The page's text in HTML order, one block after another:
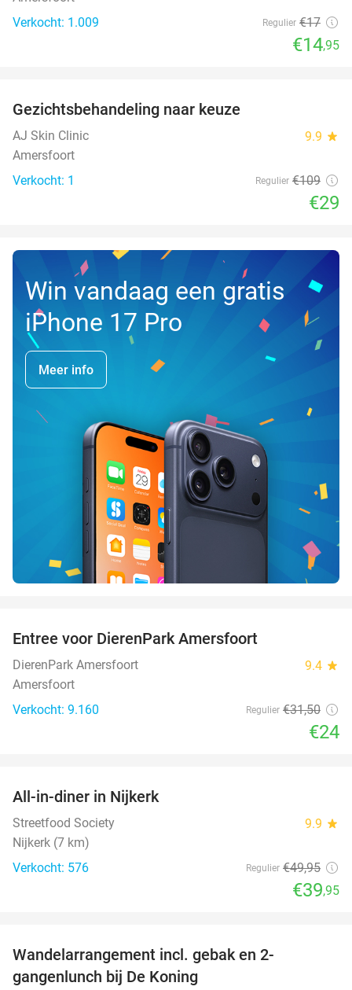
Verkocht: 1.009
Regulier €17
€14,95
TODAY
Gezichtsbehandeling naar keuze
AJ Skin Clinic 9.9 star
Amersfoort
Verkocht: 1
Regulier €109
€29
Win vandaag een gratis
iPhone 17 Pro
Meer info
Entree voor DierenPark Amersfoort
DierenPark Amersfoort 9.4 star
Amersfoort
Verkocht: 9.160
Regulier €31,50
€24
All-in-diner in Nijkerk
Streetfood Society 9.9 star
Nijkerk (7 km)
Verkocht: 576
Regulier €49,95
€39,95
Wandelarrangement incl. gebak en 2-
gangenlunch bij De Koning